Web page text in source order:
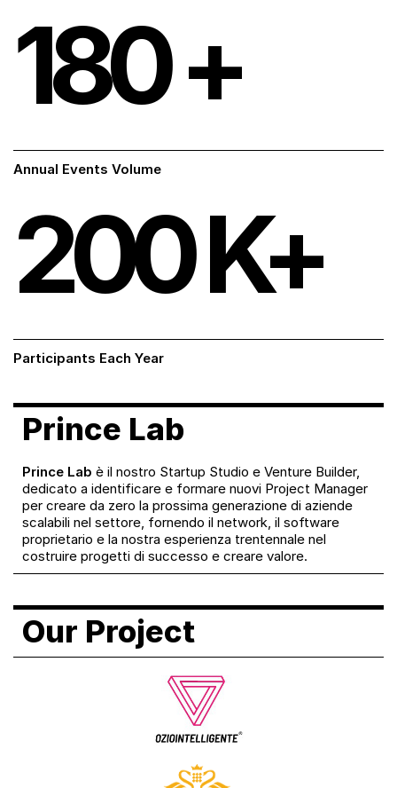
180+
Annual Events Volume
200K+
Participants Each Year
Prince Lab
Prince Lab è il nostro Startup Studio e Venture Builder,
dedicato a identificare e formare nuovi Project Manager
per creare da zero la prossima generazione di aziende
scalabili nel settore, fornendo il network, il software
proprietario e la nostra esperienza trentennale nel
costruire progetti di successo e creare valore.
Our Project